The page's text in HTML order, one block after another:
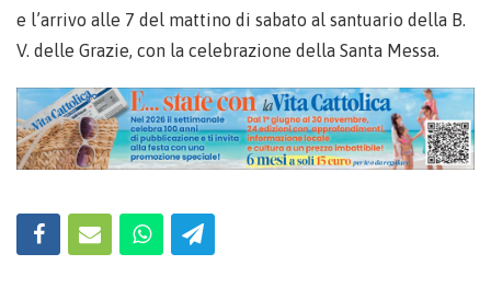
e l’arrivo alle 7 del mattino di sabato al santuario della B.
V. delle Grazie, con la celebrazione della Santa Messa.